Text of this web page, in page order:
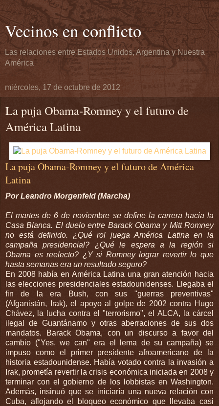
Vecinos en conflicto
Las relaciones entre Estados Unidos, Argentina y Nuestra
América
miércoles, 17 de octubre de 2012
La puja Obama-Romney y el futuro de
América Latina
La puja Obama-Romney y el futuro de América
Latina
Por Leandro Morgenfeld (Marcha)
El martes de 6 de noviembre se define la carrera hacia la
Casa Blanca. El duelo entre Barack Obama y Mitt Romney
no está definido. ¿Qué rol juega América Latina en la
campaña presidencial? ¿Qué le espera a la región si
Obama es reelecto? ¿Y si Romney lograr revertir lo que
hasta semanas era un resultado seguro?
En 2008 había en América Latina una gran atención hacia
las elecciones presidenciales estadounidenses. Llegaba el
fin de la era Bush, con sus "guerras preventivas"
(Afganistán, Irak), el apoyo al golpe de 2002 contra Hugo
Chávez, la lucha contra el "terrorismo", el ALCA, la cárcel
ilegal de Guantánamo y otras aberraciones de sus dos
mandatos. Barack Obama, con un discurso a favor del
cambio ("Yes, we can" era el lema de su campaña) se
impuso como el primer presidente afroamericano de la
historia estadounidense. Había votado contra la invasión a
Irak, prometía revertir la crisis económica iniciada en 2008 y
terminar con el gobierno de los lobbistas en Washington.
Además, insinuó que se iniciaría una nueva relación con
Cuba, aflojando el bloqueo económico que llevaba casi